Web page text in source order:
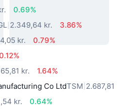
0.69%
2.349,64 kr.
3.86%
kr.
0.79%
kr.
1.64%
Co LtdTSM 2.687,81
kr.
0.64%